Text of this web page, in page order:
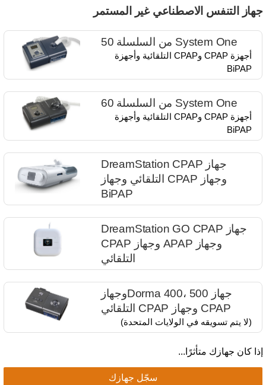
التنفس الاصطناعي غير المستمر
System One من السلسلة 50
أجهزة CPAP وCPAP التلقائية وأجهزة
BiPAP
System One من السلسلة 60
أجهزة CPAP وCPAP التلقائية وأجهزة
BiPAP
جهاز DreamStation CPAP
وجهاز CPAP التلقائي وجهاز
BiPAP
جهاز DreamStation GO CPAP
وجهاز APAP وجهاز CPAP
التلقائي
جهاز Dorma 400، 500​وجهاز
CPAP وجهاز CPAP التلقائي
(لا يتم تسويقه في الولايات المتحدة)
كان جهازك متأثرًا...
سجّل جهازك